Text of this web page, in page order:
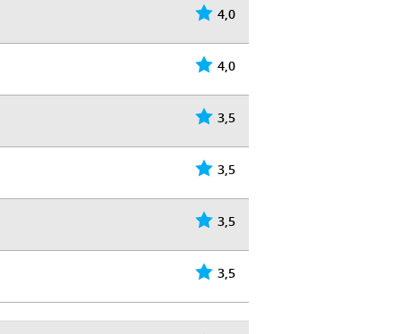
4,0
4,0
3,5
3,5
3,5
3,5